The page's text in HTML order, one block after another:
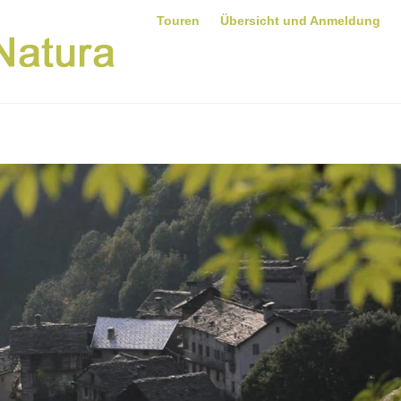
Touren Übersicht und Anmeldung